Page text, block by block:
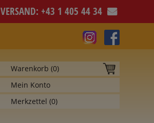
VERSAND: +43 1 405 44 34
Warenkorb (0)
Mein Konto
Merkzettel (0)